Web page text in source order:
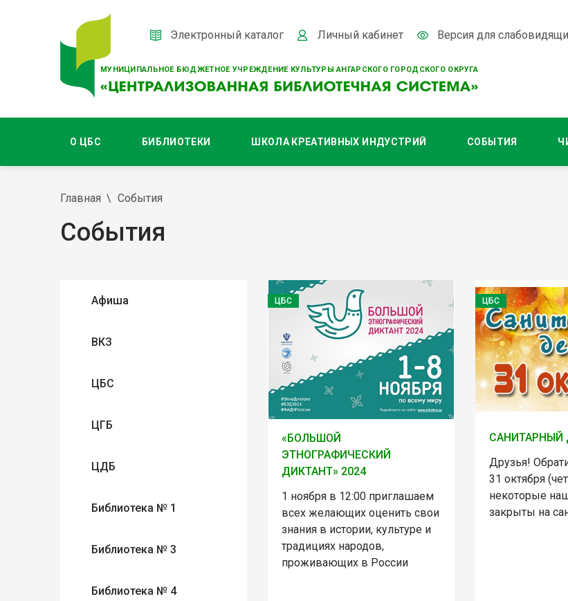
МУНИЦИПАЛЬНОЕ БЮДЖЕТНОЕ УЧРЕЖДЕНИЕ КУЛЬТУРЫ АНГАРСКОГО ГОРОДСКОГО ОКРУГА
Электронный каталог Личный кабинет Версия для
О ЦБС БИБЛИОТЕКИ ШКОЛА КРЕАТИВНЫХ ИНДУСТРИЙ СОБЫТИЯ
Главная События
События
Афиша
ВКЗ
ЦБС
ЦГБ
ЦДБ
Библиотека № 1
Библиотека № 3
Библиотека № 4
ЦБС
«БОЛЬШОЙ
ЭТНОГРАФИЧЕСКИЙ
ДИКТАНТ» 2024
1 ноября в 12:00 приглашаем
всех желающих оценить свои
знания в истории, культуре и
традициях народов,
проживающих в России
ЦБС
САНИТАРНЫЙ
Друзья!
31 октября
некоторые
закрыты на